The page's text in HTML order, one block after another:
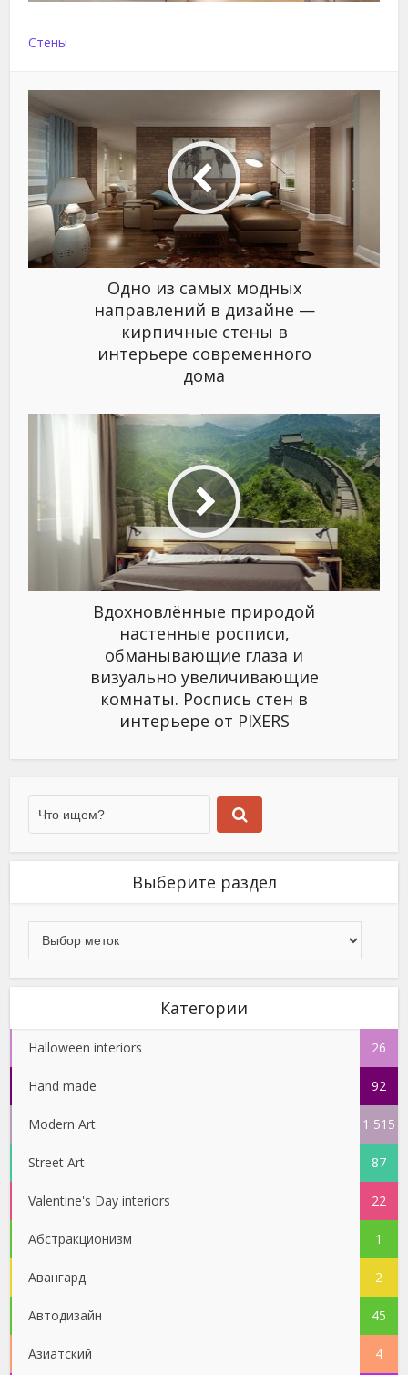
Стены
Одно из самых модных
направлений в дизайне —
кирпичные стены в
интерьере современного
дома
Вдохновлённые природой
настенные росписи,
обманывающие глаза и
визуально увеличивающие
комнаты. Роспись стен в
интерьере от PIXERS
Выберите раздел
Категории
Halloween interiors 26
Hand made 92
Modern Art 1 515
Street Art 87
Valentine's Day interiors 22
Абстракционизм 1
Авангард 2
Автодизайн 45
Азиатский 4